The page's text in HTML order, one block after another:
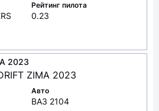
Рейтинг пилота
0.23
2023
ZIMA 2023
Авто
ВАЗ 2104